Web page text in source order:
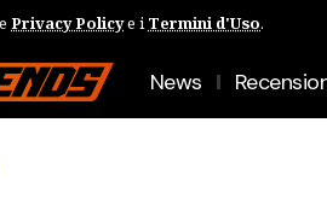
Privacy Policye i Termini d'Uso.
News